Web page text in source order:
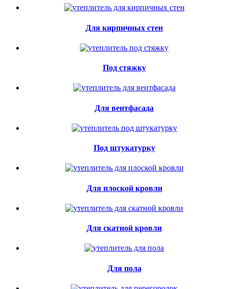
Для кирпичных стен
Под стяжку
Для вентфасада
Под штукатурку
Для плоской кровли
Для скатной кровли
Для пола